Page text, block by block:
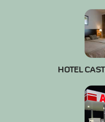
HOTEL